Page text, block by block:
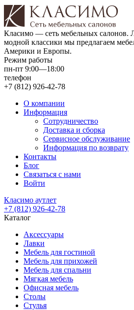
Класимо — cеть мебельных салонов.
модной классики мы предлагаем
Америки и Европы.
Режим работы
пн-пт 9:00—18:00
телефон
+7 (812) 926-42-78
О компании
Информация
Сотрудничество
Доставка и сборка
Сервисное обслуживание
Информация по возврату
Контакты
Блог
Связаться с нами
Войти
Класимо аутлет
+7 (812) 926-42-78
Каталог
Аксессуары
Лавки
Мебель для гостиной
Мебель для прихожей
Мебель для спальни
Мягкая мебель
Офисная мебель
Столы
Стулья